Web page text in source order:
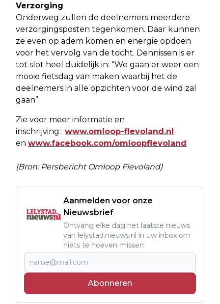
Verzorging
Onderweg zullen de deelnemers meerdere
verzorgingsposten tegenkomen. Daar kunnen
ze even op adem komen en energie opdoen
voor het vervolg van de tocht. Dennissen is er
tot slot heel duidelijk in: “We gaan er weer een
mooie fietsdag van maken waarbij het de
deelnemers in alle opzichten voor de wind zal
gaan”.
Zie voor meer informatie en
inschrijving: www.omloop-flevoland.nl
en www.facebook.com/omloopflevoland
(Bron: Persbericht Omloop Flevoland)
Aanmelden voor onze
Nieuwsbrief
Ontvang elke dag het laatste nieuws
van lelystad.nieuws.nl in uw inbox om
niets te hoeven missen
Abonneren